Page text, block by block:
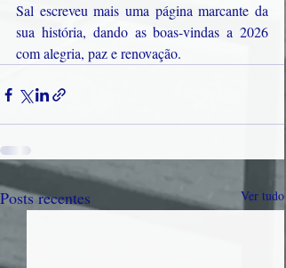
Sal escreveu mais uma página marcante da
sua história, dando as boas-vindas a 2026
com alegria, paz e renovação.
Posts recentes Ver tudo